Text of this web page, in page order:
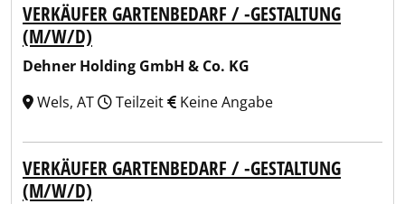
VERKÄUFER GARTENBEDARF / -GESTALTUNG
(M/W/D)
Dehner Holding GmbH & Co. KG
Wels, AT
Teilzeit Keine Angabe
VERKÄUFER GARTENBEDARF / -GESTALTUNG
(M/W/D)